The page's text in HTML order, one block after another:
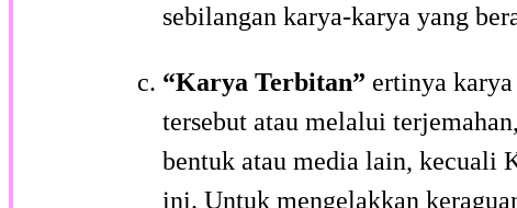
sebilangan karya-karya yang
“Karya Terbitan” ertinya
tersebut atau melalui
bentuk atau media lain, kecuali
ini. Untuk mengelakkan